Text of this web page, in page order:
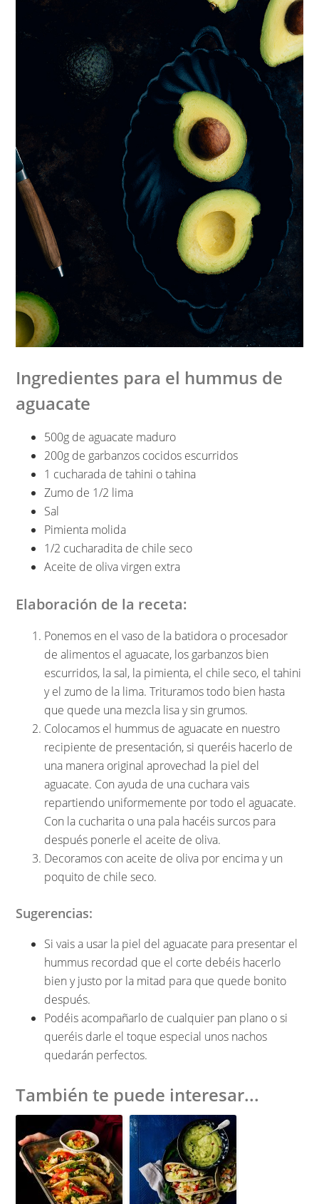
Ingredientes para el hummus de
aguacate
500g de aguacate maduro
200g de garbanzos cocidos escurridos
1 cucharada de tahini o tahina
Zumo de 1/2 lima
Sal
Pimienta molida
1/2 cucharadita de chile seco
Aceite de oliva virgen extra
Elaboración de la receta:
Ponemos en el vaso de la batidora o procesador
de alimentos el aguacate, los garbanzos bien
escurridos, la sal, la pimienta, el chile seco, el tahini
y el zumo de la lima. Trituramos todo bien hasta
que quede una mezcla lisa y sin grumos.
Colocamos el hummus de aguacate en nuestro
recipiente de presentación, si queréis hacerlo de
una manera original aprovechad la piel del
aguacate. Con ayuda de una cuchara vais
repartiendo uniformemente por todo el aguacate.
Con la cucharita o una pala hacéis surcos para
después ponerle el aceite de oliva.
Decoramos con aceite de oliva por encima y un
poquito de chile seco.
Sugerencias:
Si vais a usar la piel del aguacate para presentar el
hummus recordad que el corte debéis hacerlo
bien y justo por la mitad para que quede bonito
después.
Podéis acompañarlo de cualquier pan plano o si
queréis darle el toque especial unos nachos
quedarán perfectos.
También te puede interesar...